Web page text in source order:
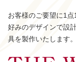
お客様のご要望に1
好みのデザインで設
具を製作いたします。